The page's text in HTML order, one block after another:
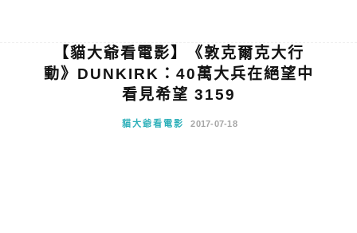
【貓大爺看電影】《敦克爾克大行
動》DUNKIRK：40萬大兵在絕望中
看見希望 3159
貓大爺看電影 2017-07-18